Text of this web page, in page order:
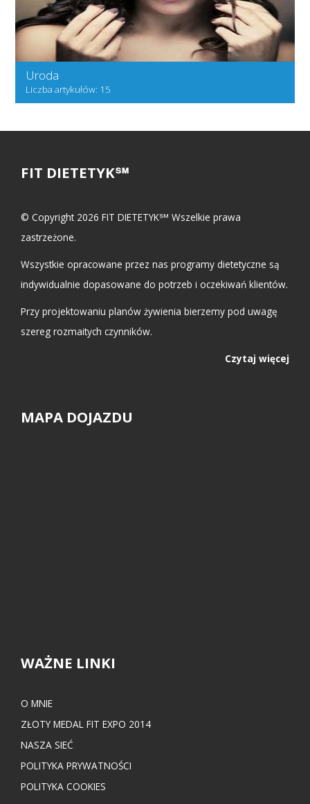
Uroda
Liczba artykułów: 15
FIT DIETETYK℠
© Copyright 2026 FIT DIETETYK℠ Wszelkie prawa
zastrzeżone.
Wszystkie opracowane przez nas programy dietetyczne są
indywidualnie dopasowane do potrzeb i oczekiwań klientów.
Przy projektowaniu planów żywienia bierzemy pod uwagę
szereg rozmaitych czynników.
Czytaj więcej
MAPA DOJAZDU
WAŻNE LINKI
O MNIE
ZŁOTY MEDAL FIT EXPO 2014
NASZA SIEĆ
POLITYKA PRYWATNOŚCI
POLITYKA COOKIES